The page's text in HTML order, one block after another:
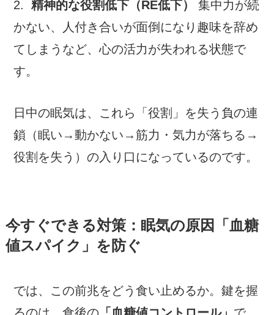
2.精神的な役割低下（RE低下）
集中力が続
かない、人付き合いが面倒になり趣味を辞め
てしまうなど、心の活力が失われる状態で
す。
日中の眠気は、これら「役割」を失う負の連
鎖（眠い→動かない→筋力・気力が落ちる→
役割を失う）の入り口になっているのです。
今すぐできる対策：眠気の原因「血糖
値スパイク」を防ぐ
では、この前兆をどう食い止めるか。鍵を握
るのは、食後の 「血糖値コントロール」 で